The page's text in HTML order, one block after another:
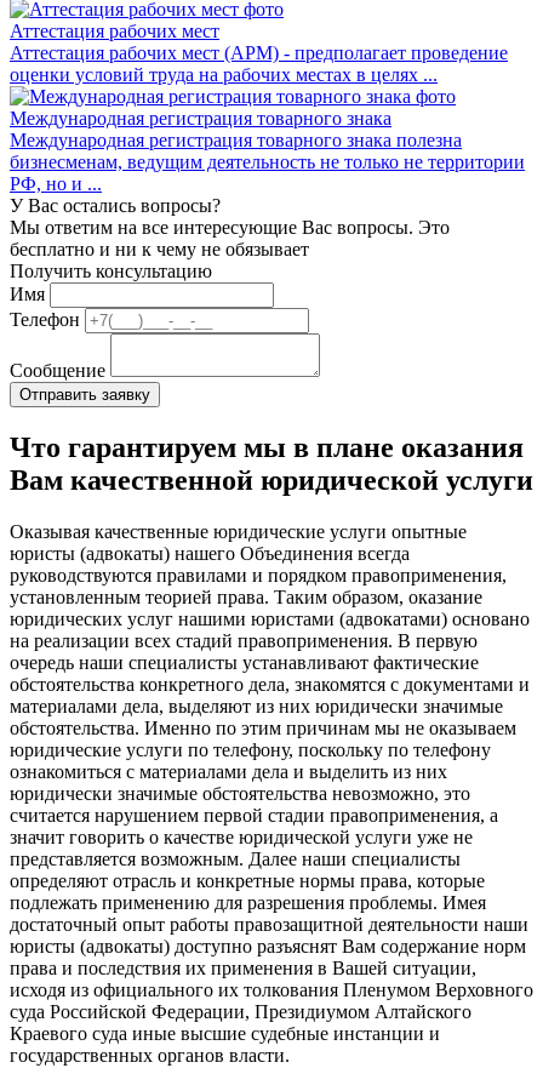
Аттестация рабочих мест
Аттестация рабочих мест (АРМ) - предполагает проведение
оценки условий труда на рабочих местах в целях ...
Международная регистрация товарного знака
Международная регистрация товарного знака полезна
бизнесменам, ведущим деятельность не только не территории
РФ, но и ...
У Вас остались вопросы?
Мы ответим на все интересующие Вас вопросы. Это
бесплатно и ни к чему не обязывает
Получить консультацию
Имя
Телефон
Сообщение
Что гарантируем мы в плане оказания
Вам качественной юридической услуги
Оказывая качественные юридические услуги опытные
юристы (адвокаты) нашего Объединения всегда
руководствуются правилами и порядком правоприменения,
установленным теорией права. Таким образом, оказание
юридических услуг нашими юристами (адвокатами) основано
на реализации всех стадий правоприменения. В первую
очередь наши специалисты устанавливают фактические
обстоятельства конкретного дела, знакомятся с документами и
материалами дела, выделяют из них юридически значимые
обстоятельства. Именно по этим причинам мы не оказываем
юридические услуги по телефону, поскольку по телефону
ознакомиться с материалами дела и выделить из них
юридически значимые обстоятельства невозможно, это
считается нарушением первой стадии правоприменения, а
значит говорить о качестве юридической услуги уже не
представляется возможным. Далее наши специалисты
определяют отрасль и конкретные нормы права, которые
подлежать применению для разрешения проблемы. Имея
достаточный опыт работы правозащитной деятельности наши
юристы (адвокаты) доступно разъяснят Вам содержание норм
права и последствия их применения в Вашей ситуации,
исходя из официального их толкования Пленумом Верховного
суда Российской Федерации, Президиумом Алтайского
Краевого суда иные высшие судебные инстанции и
государственных органов власти.